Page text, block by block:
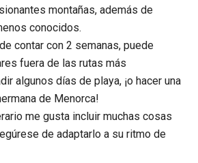
montañas, además de
conocidos.
contar con 2 semanas, puede
fuera de las rutas más
algunos días de playa, ¡o hacer una
de Menorca!
me gusta incluir muchas cosas
de adaptarlo a su ritmo de